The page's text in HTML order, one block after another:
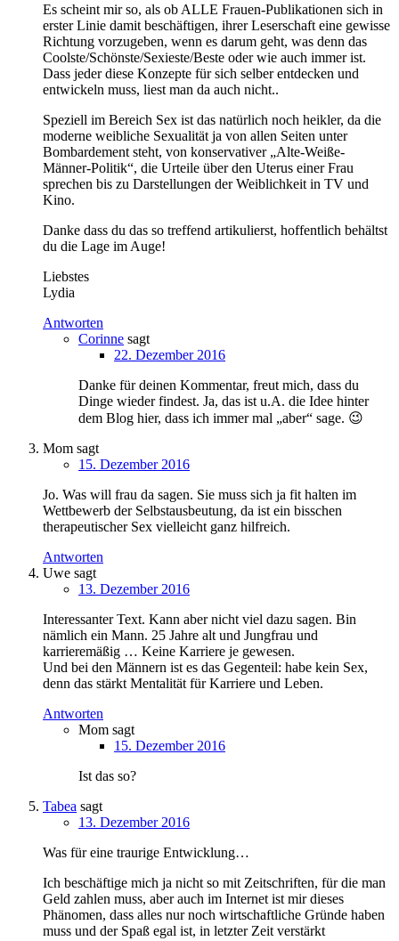
Es scheint mir so, als ob ALLE Frauen-Publikationen sich in
erster Linie damit beschäftigen, ihrer Leserschaft eine gewisse
Richtung vorzugeben, wenn es darum geht, was denn das
Coolste/Schönste/Sexieste/Beste oder wie auch immer ist.
Dass jeder diese Konzepte für sich selber entdecken und
entwickeln muss, liest man da auch nicht..
Speziell im Bereich Sex ist das natürlich noch heikler, da die
moderne weibliche Sexualität ja von allen Seiten unter
Bombardement steht, von konservativer „Alte-Weiße-
Männer-Politik“, die Urteile über den Uterus einer Frau
sprechen bis zu Darstellungen der Weiblichkeit in TV und
Kino.
Danke dass du das so treffend artikulierst, hoffentlich behältst
du die Lage im Auge!
Liebstes
Lydia
Antworten
Corinne sagt
22. Dezember 2016
Danke für deinen Kommentar, freut mich, dass du
Dinge wieder findest. Ja, das ist u.A. die Idee hinter
dem Blog hier, dass ich immer mal „aber“ sage. 😉
Mom sagt
15. Dezember 2016
Jo. Was will frau da sagen. Sie muss sich ja fit halten im
Wettbewerb der Selbstausbeutung, da ist ein bisschen
therapeutischer Sex vielleicht ganz hilfreich.
Antworten
Uwe sagt
13. Dezember 2016
Interessanter Text. Kann aber nicht viel dazu sagen. Bin
nämlich ein Mann. 25 Jahre alt und Jungfrau und
karrieremäßig … Keine Karriere je gewesen.
Und bei den Männern ist es das Gegenteil: habe kein Sex,
denn das stärkt Mentalität für Karriere und Leben.
Antworten
Mom sagt
15. Dezember 2016
Ist das so?
Tabea sagt
13. Dezember 2016
Was für eine traurige Entwicklung…
Ich beschäftige mich ja nicht so mit Zeitschriften, für die man
Geld zahlen muss, aber auch im Internet ist mir dieses
Phänomen, dass alles nur noch wirtschaftliche Gründe haben
muss und der Spaß egal ist, in letzter Zeit verstärkt